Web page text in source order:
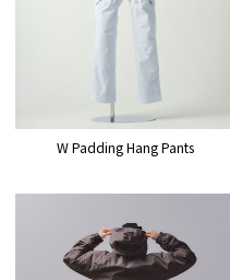
W Padding Hang Pants